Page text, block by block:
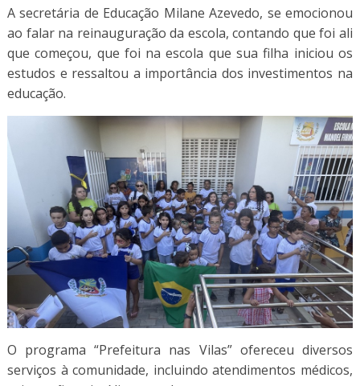
A secretária de Educação Milane Azevedo, se emocionou
ao falar na reinauguração da escola, contando que foi ali
que começou, que foi na escola que sua filha iniciou os
estudos e ressaltou a importância dos investimentos na
educação.
O programa “Prefeitura nas Vilas” ofereceu diversos
serviços à comunidade, incluindo atendimentos médicos,